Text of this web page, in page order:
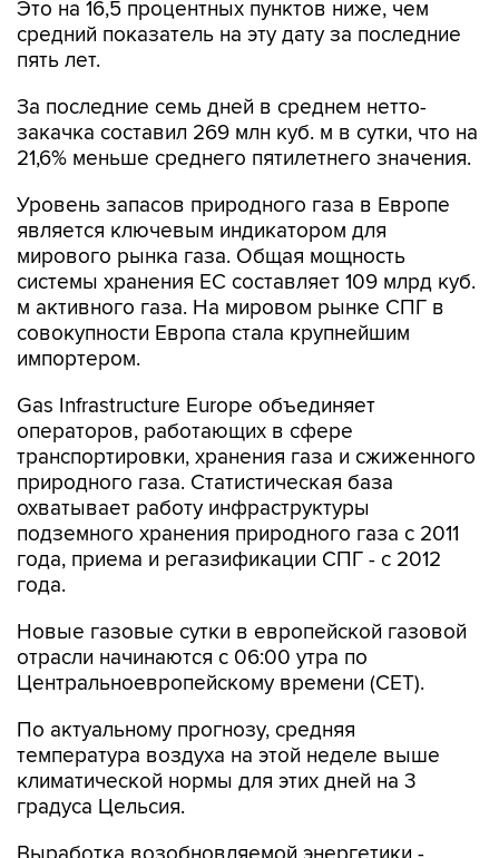
пять лет.
За последние семь дней в среднем нетто-
21,6% меньше среднего пятилетнего значения.
Уровень запасов природного газа в Европе
мирового рынка газа. Общая мощность
системы хранения ЕС составляет 109 млрд куб.
м активного газа. На мировом рынке СПГ в
совокупности Европа стала крупнейшим
импортером.
Gas Infrastructure Europe объединяет
транспортировки, хранения газа и сжиженного
природного газа. Статистическая база
охватывает работу инфраструктуры
подземного хранения природного газа с 2011
года, приема и регазификации СПГ - с 2012
года.
Новые газовые сутки в европейской газовой
Центральноевропейскому времени (CET).
По актуальному прогнозу, средняя
климатической нормы для этих дней на 3
градуса Цельсия.
Выработка возобновляемой энергетики -